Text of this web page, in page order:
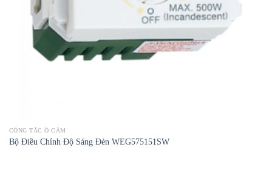
CÔNG TẮC Ổ CẮM
Bộ Điều Chỉnh Độ Sáng Đèn WEG575151SW